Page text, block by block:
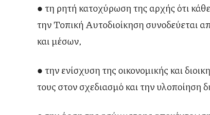
● τη ρητή κατοχύρωση της αρχής ότι
την Τοπική Αυτοδιοίκηση συνοδεύεται
και μέσων,
● την ενίσχυση της οικονομικής και
τους στον σχεδιασμό και την υλοποίηση